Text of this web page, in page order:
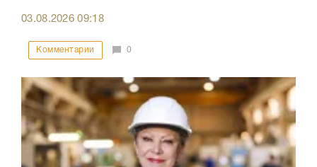
03.08.202609:18
Комментарии 0